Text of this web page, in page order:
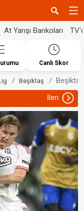
At Yarışı Bankoları
Canlı Skor
Beşiktaş
İleri